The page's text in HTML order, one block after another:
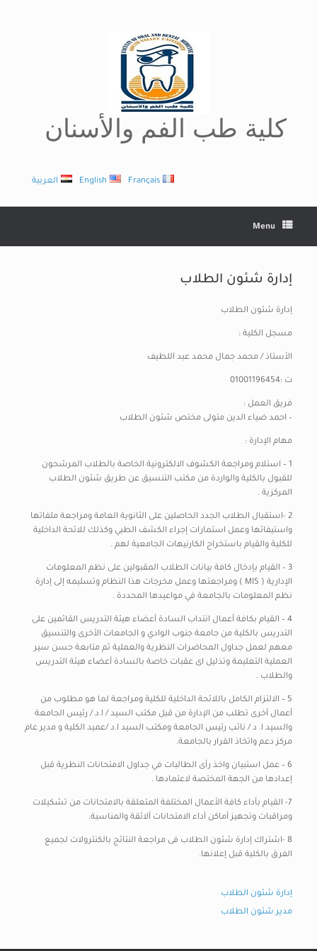
كلية طب الفم والأسنان
العربية English Français
Menu
إدارة شئون الطلاب
إدارة شئون الطلاب
مسجل الكلية :
الأستاذ / محمد جمال محمد عبد اللطيف
ت :01001196454
فريق العمل :
– احمد ضياء الدين متولى مختص شئون الطلاب
مهام الإدارة :
1 – استلام ومراجعة الكشوف الالكترونية الخاصة بالطلاب المرشحون
للقبول بالكلية والواردة من مكتب التنسيق عن طريق شئون الطلاب
المركزية .
2 -استقبال الطلاب الجدد الحاصلين على الثانوية العامة ومراجعة ملفاتها
واستيفائها وعمل استمارات إجراء الكشف الطبي وكذلك للائحة الداخلية
للكلية والقيام باستخراج الكارنيهات الجامعية لهم .
3 – القيام بإدخال كافة بيانات الطلاب المقبولين على نظم المعلومات
الإدارية ( MIS ) ومراجعتها وعمل مخرجات هذا النظام وتسليمه إلى إدارة
نظم المعلومات بالجامعة في مواعيدها المحددة .
4 – القيام بكافة أعمال انتداب السادة أعضاء هيئة التدريس القائمين على
التدريس بالكلية من جامعة جنوب الوادي و الجامعات الأخرى والتنسيق
معهم لعمل جداول المحاضرات النظرية والعملية ثم متابعة حسن سير
العملية التعليمة وتذليل اى عقبات خاصة بالسادة أعضاء هيئة التدريس
والطلاب .
5 – الالتزام الكامل باللائحة الداخلية للكلية ومراجعة لما هو مطلوب من
أعمال أخرى تطلب من الإدارة من قبل مكتب السيد / ا.د / رئيس الجامعة
والسيد ا. د / نائب رئيس الجامعة ومكتب السيد ا.د /عميد الكلية و مدير عام
مركز دعم واتخاذ القرار بالجامعة.
6 – عمل استبيان واخذ رأى الطالبات في جداول الامتحانات النظرية قبل
إعدادها من الجهة المختصة لاعتمادها .
7- القيام بأداء كافة الأعمال المختلفة المتعلقة بالامتحانات من تشكيلات
ومراقبات وتجهيز أماكن أداء الامتحانات ألائقة والمناسبة.
8 -اشتراك إدارة شئون الطلاب فى مراجعة النتائج بالكنترولات لجميع
الفرق بالكلية قبل إعلانها.
إدارة شئون الطلاب
مدير شئون الطلاب